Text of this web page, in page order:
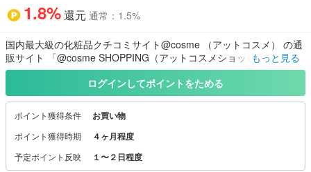
1.8%還元 通常：1.5%
国内最大級の化粧品クチコミサイト@cosme （アットコスメ） の通
販サイト 「@cosme SHOPPING（アットコスメショッピング）」
もっと見る
ログインしてポイントをためる
ポイント獲得条件 お買い物
ポイント獲得時期 ４ヶ月程度
予定ポイント反映 １〜２日程度